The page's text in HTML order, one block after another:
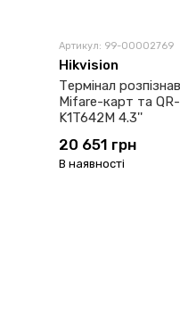
Артикул: 99-00002769
Hikvision
Термінал
Mifare-карт та
K1T642M 4.3''
20 651 грн
В наявності